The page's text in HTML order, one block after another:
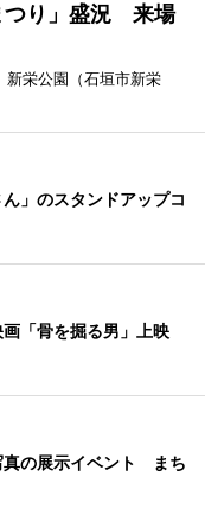
つり」盛況 来場
新栄公園（石垣市新栄
」のスタンドアップコ
「骨を掘る男」上映
真の展示イベント まち